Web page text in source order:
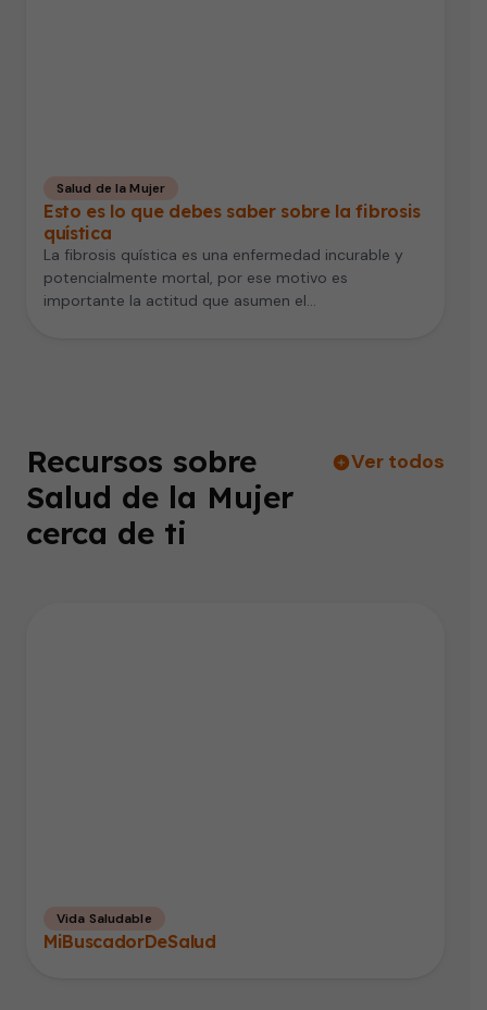
Salud de la Mujer
Esto es lo que debes saber sobre la fibrosis
quística
La fibrosis quística es una enfermedad incurable y
potencialmente mortal, por ese motivo es
importante la actitud que asumen el…
Recursos sobre
Salud de la Mujer
cerca de ti
Ver todos
Vida Saludable
MiBuscadorDeSalud